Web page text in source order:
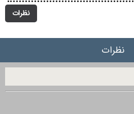
نظرات
نظرات